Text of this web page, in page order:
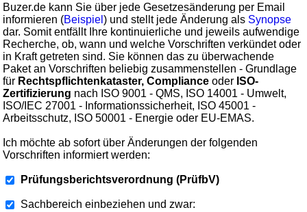
Buzer.de kann Sie über jede Gesetzesänderung per Email
informieren (Beispiel) und stellt jede Änderung als Synopse
dar. Somit entfällt Ihre kontinuierliche und jeweils aufwendige
Recherche, ob, wann und welche Vorschriften verkündet oder
in Kraft getreten sind. Sie können das zu überwachende
Paket an Vorschriften beliebig zusammenstellen - Grundlage
für Rechtspflichtenkataster, Compliance oder ISO-
Zertifizierung nach ISO 9001 - QMS, ISO 14001 - Umwelt,
ISO/IEC 27001 - Informationssicherheit, ISO 45001 -
Arbeitsschutz, ISO 50001 - Energie oder EU-EMAS.
Ich möchte ab sofort über Änderungen der folgenden
Vorschriften informiert werden:
Prüfungsberichtsverordnung (PrüfbV)
Sachbereich einbeziehen und zwar: